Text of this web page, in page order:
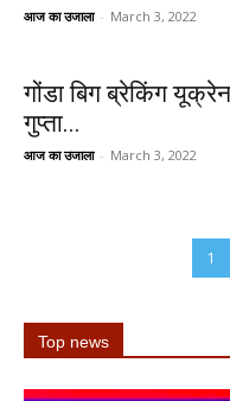
आज का उजाला - March 3, 2022
गोंडा बिग ब्रेकिंग
गुप्ता...
आज का उजाला - March 3, 2022
1
Top news